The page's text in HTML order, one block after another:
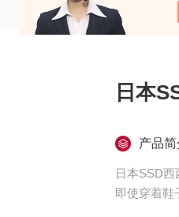
日本
产品简
日本SSD西
即使穿着鞋